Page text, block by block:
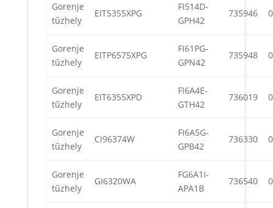
Gorenje
tűzhely
EIT5355XPG
FI514D-
GPH42
735946
Gorenje
tűzhely
EITP6575XPG
FI61PG-
GPN42
735948
Gorenje
tűzhely
EIT6355XPD
FI6A4E-
GTH42
736019
Gorenje
tűzhely
CI96374W
FI6A5G-
GPB42
736330
Gorenje
tűzhely
GI6320WA
FG6A1I-
APA1B
736540